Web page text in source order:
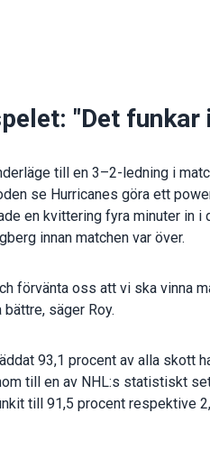
"Det funkar
till en 3–2-ledning i
se Hurricanes göra ett
en kvittering fyra minuter in i
innan matchen var över.
förvänta oss att vi ska vinna
säger Roy.
93,1 procent av alla skott
till en av NHL:s statistiskt
till 91,5 procent respektive